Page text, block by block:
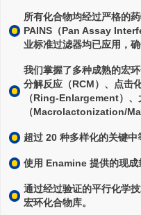
所有化合物均经过严格的
PAINS（Pan Assay
业标准过滤器均已应用，
我们掌握了多种成熟的宏
分解反应（RCM）、点击
（Ring-Enlargement）
（Macrolactonization/
超过 20 种多样化的关键中
使用 Enamine 提供的现成
通过经过验证的平行化学
宏环化合物库。